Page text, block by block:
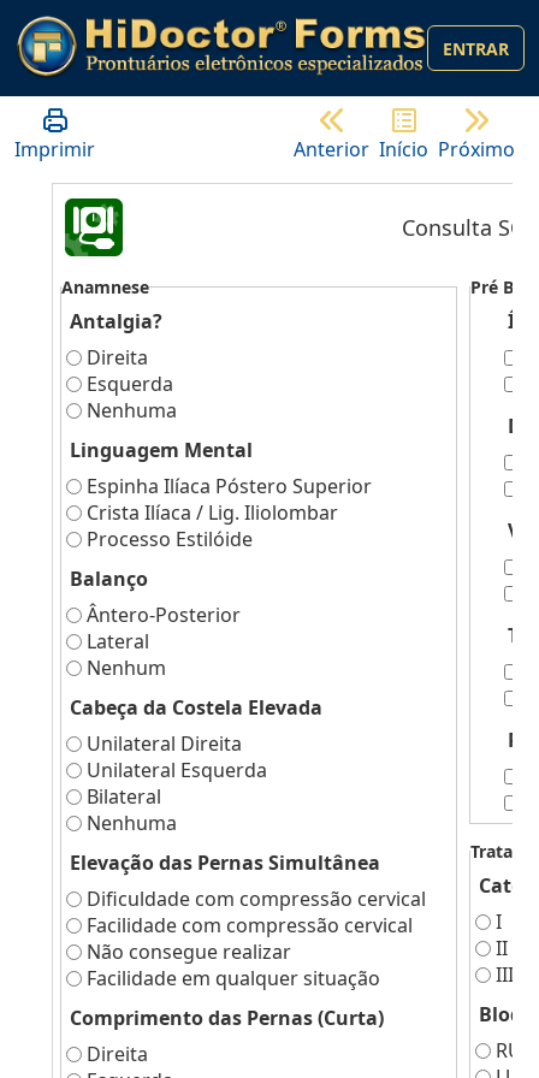
ENTRAR
Imprimir Anterior Início Próximo
Consulta SOT
Anamnese
Antalgia?
Direita
Esquerda
Nenhuma
Linguagem Mental
Espinha Ilíaca Póstero Superior
Crista Ilíaca / Lig. Iliolombar
Processo Estilóide
Balanço
Ântero-Posterior
Lateral
Nenhum
Cabeça da Costela Elevada
Unilateral Direita
Unilateral Esquerda
Bilateral
Nenhuma
Elevação das Pernas Simultânea
Dificuldade com compressão cervical
Facilidade com compressão cervical
Não consegue realizar
Facilidade em qualquer situação
Comprimento das Pernas (Curta)
Direita
Pré
I
II
III